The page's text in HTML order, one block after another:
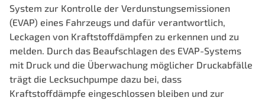
System zur Kontrolle der Verdunstungsemissionen
(EVAP) eines Fahrzeugs und dafür verantwortlich,
Leckagen von Kraftstoffdämpfen zu erkennen und zu
melden. Durch das Beaufschlagen des EVAP-Systems
mit Druck und die Überwachung möglicher Druckabfälle
trägt die Lecksuchpumpe dazu bei, dass
Kraftstoffdämpfe eingeschlossen bleiben und zur